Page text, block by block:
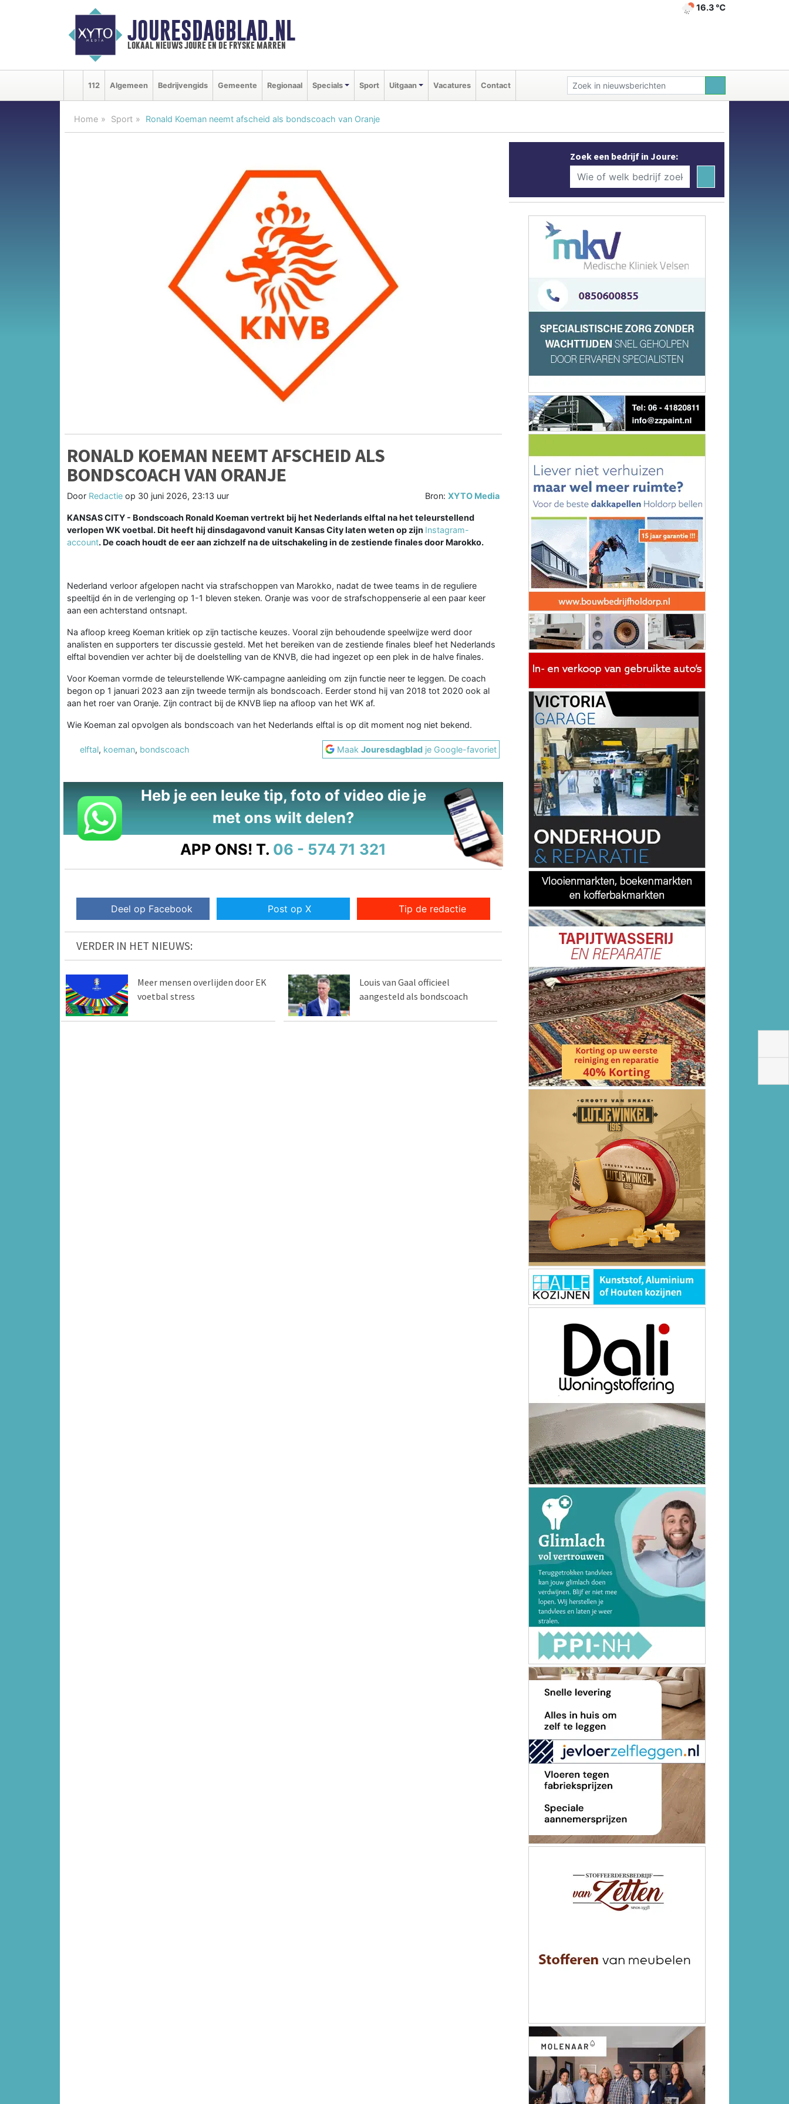
JOURESDAGBLAD.NL
lokaal nieuws joure en de fryske marren
16.3 ℃
112 Algemeen Bedrijvengids Gemeente Regionaal Specials Sport Uitgaan Vacatures Contact
Home Sport Ronald Koeman neemt afscheid als bondscoach van Oranje
RONALD KOEMAN NEEMT AFSCHEID ALS
BONDSCOACH VAN ORANJE
Door Redactie op 30 juni 2026, 23:13 uur Bron:XYTO Media
KANSAS CITY - Bondscoach Ronald Koeman vertrekt bij het Nederlands elftal na het teleurstellend
verlopen WK voetbal. Dit heeft hij dinsdagavond vanuit Kansas City laten weten op zijn Instagram-
account. De coach houdt de eer aan zichzelf na de uitschakeling in de zestiende finales door Marokko.
Nederland verloor afgelopen nacht via strafschoppen van Marokko, nadat de twee teams in de reguliere
speeltijd én in de verlenging op 1-1 bleven steken. Oranje was voor de strafschoppenserie al een paar keer
aan een achterstand ontsnapt.
Na afloop kreeg Koeman kritiek op zijn tactische keuzes. Vooral zijn behoudende speelwijze werd door
analisten en supporters ter discussie gesteld. Met het bereiken van de zestiende finales bleef het Nederlands
elftal bovendien ver achter bij de doelstelling van de KNVB, die had ingezet op een plek in de halve finales.
Voor Koeman vormde de teleurstellende WK-campagne aanleiding om zijn functie neer te leggen. De coach
begon op 1 januari 2023 aan zijn tweede termijn als bondscoach. Eerder stond hij van 2018 tot 2020 ook al
aan het roer van Oranje. Zijn contract bij de KNVB liep na afloop van het WK af.
Wie Koeman zal opvolgen als bondscoach van het Nederlands elftal is op dit moment nog niet bekend.
elftal, koeman, bondscoach MaakJouresdagblad je Google-favoriet
Heb je een leuke tip, foto of video die je
met ons wilt delen?
APP ONS! T. 06 - 574 71 321
Deel op Facebook Post op X Tip de redactie
VERDER IN HET NIEUWS:
Meer mensen overlijden door EK
voetbal stress
Louis van Gaal officieel
aangesteld als bondscoach
Zoek een bedrijf in Joure: